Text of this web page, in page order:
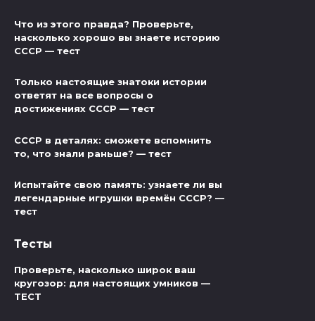
Что из этого правда? Проверьте,
насколько хорошо вы знаете историю
СССР — тест
Только настоящие знатоки истории
ответят на все вопросы о
достижениях СССР — тест
СССР в деталях: сможете вспомнить
то, что знали раньше? — тест
Испытайте свою память: узнаете ли вы
легендарные игрушки времён СССР? —
тест
Тесты
Проверьте, насколько широк ваш
кругозор: для настоящих умников —
ТЕСТ